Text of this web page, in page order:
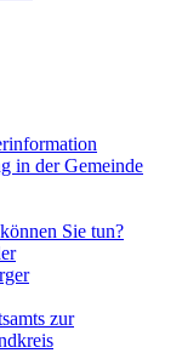
in der Gemeinde
Sie tun?
zur